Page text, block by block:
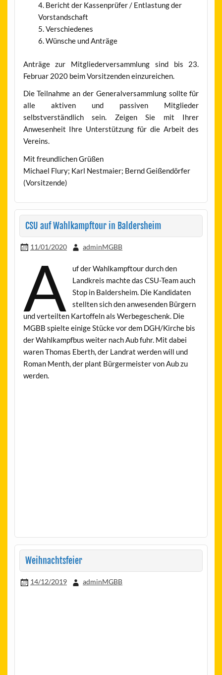
Bericht der Kassenprüfer / Entlastung der
Vorstandschaft
Verschiedenes
Wünsche und Anträge
Anträge zur Mitgliederversammlung sind bis 23.
Februar 2020 beim Vorsitzenden einzureichen.
Die Teilnahme an der Generalversammlung sollte für
alle aktiven und passiven Mitglieder
selbstverständlich sein. Zeigen Sie mit Ihrer
Anwesenheit Ihre Unterstützung für die Arbeit des
Vereins.
Mit freundlichen Grüßen
Michael Flury; Karl Nestmaier; Bernd Geißendörfer
(Vorsitzende)
CSU auf Wahlkampftour in Baldersheim
11/01/2020 adminMGBB
A
uf der Wahlkampftour durch den
Landkreis machte das CSU-Team auch
Stop in Baldersheim. Die Kandidaten
stellten sich den anwesenden Bürgern
und verteilten Kartoffeln als Werbegeschenk. Die
MGBB spielte einige Stücke vor dem DGH/Kirche bis
der Wahlkampfbus weiter nach Aub fuhr. Mit dabei
waren Thomas Eberth, der Landrat werden will und
Roman Menth, der plant Bürgermeister von Aub zu
werden.
Weihnachtsfeier
14/12/2019 adminMGBB